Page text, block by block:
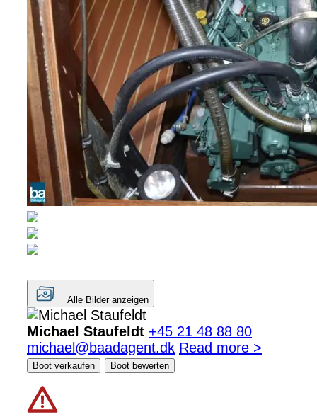
Alle Bilder anzeigen
Michael Staufeldt +45 21 48 88 80
michael@baadagent.dk Read more >
Boot verkaufen Boot bewerten